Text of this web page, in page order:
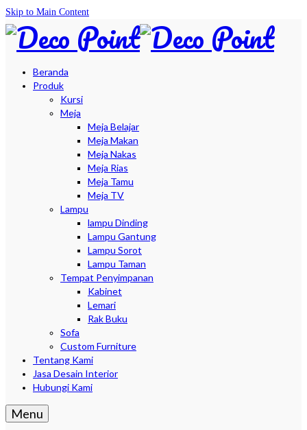
Skip to Main Content
Beranda
Produk
Kursi
Meja
Meja Belajar
Meja Makan
Meja Nakas
Meja Rias
Meja Tamu
Meja TV
Lampu
lampu Dinding
Lampu Gantung
Lampu Sorot
Lampu Taman
Tempat Penyimpanan
Kabinet
Lemari
Rak Buku
Sofa
Custom Furniture
Tentang Kami
Jasa Desain Interior
Hubungi Kami
Menu